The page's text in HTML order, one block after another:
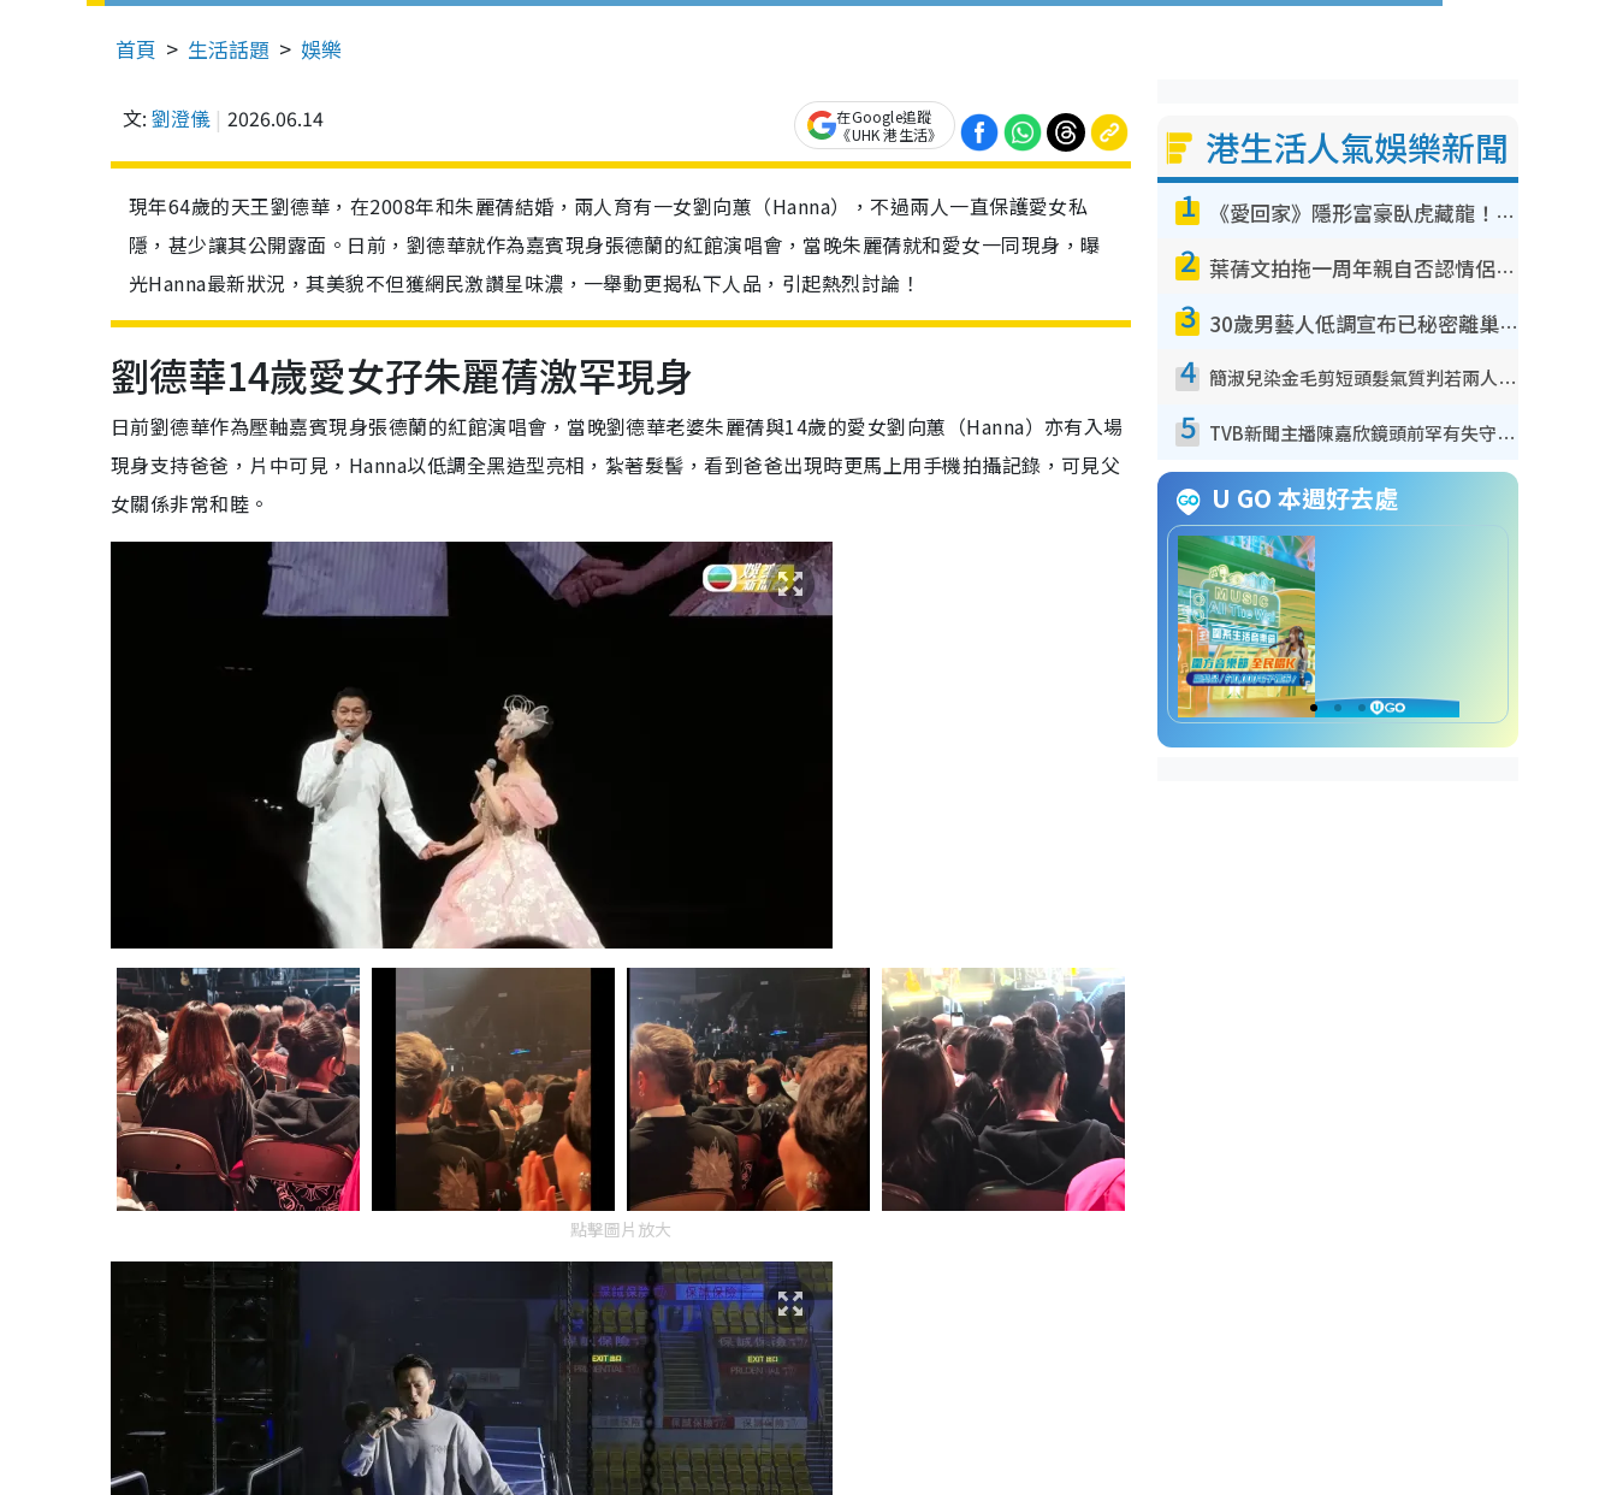
首頁 生活話題 娛樂
文: 劉澄儀 2026.06.14
在Google追蹤
《UHK 港生活》
現年64歲的天王劉德華，在2008年和朱麗蒨結婚，兩人育有一女劉向蕙（Hanna），不過兩人一直保護愛女私
隱，甚少讓其公開露面。日前，劉德華就作為嘉賓現身張德蘭的紅館演唱會，當晚朱麗蒨就和愛女一同現身，曝
光Hanna最新狀況，其美貌不但獲網民激讚星味濃，一舉動更揭私下人品，引起熱烈討論！
劉德華14歲愛女孖朱麗蒨激罕現身
日前劉德華作為壓軸嘉賓現身張德蘭的紅館演唱會，當晚劉德華老婆朱麗蒨與14歲的愛女劉向蕙（Hanna）亦有入場
現身支持爸爸，片中可見，Hanna以低調全黑造型亮相，紮著髮髻，看到爸爸出現時更馬上用手機拍攝記錄，可見父
女關係非常和睦。
點擊圖片放大
港生活人氣娛樂新聞
1 《愛回家》隱形富豪臥虎藏龍！盤點12位財氣逼人的有錢藝人：呢位靚女3億身家唔憂做
2 葉蒨文拍拖一周年親自否認情侶關係？！被質疑感情造假竟稱GM「普通同事」
3 30歲男藝人低調宣布已秘密離巢！人氣急跌變失蹤人口︰「這幾年過得並不容易」
4 簡淑兒染金毛剪短頭髮氣質判若兩人！嚇壞老公麥大力都認唔出：「你做咩事？」
5 TVB新聞主播陳嘉欣鏡頭前罕有失守！遭林超英一句說話突襲嚇親當場大笑
U GO 本週好去處